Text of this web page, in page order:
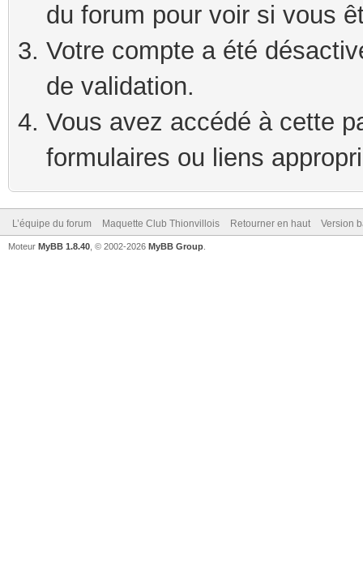
du forum pour voir si vous
Votre compte a été
de validation.
Vous avez accédé à cette
formulaires ou liens
L’équipe du forum Maquette Club Thionvillois Retourner en haut Version
Moteur MyBB 1.8.40 , © 2002-2026 MyBB Group